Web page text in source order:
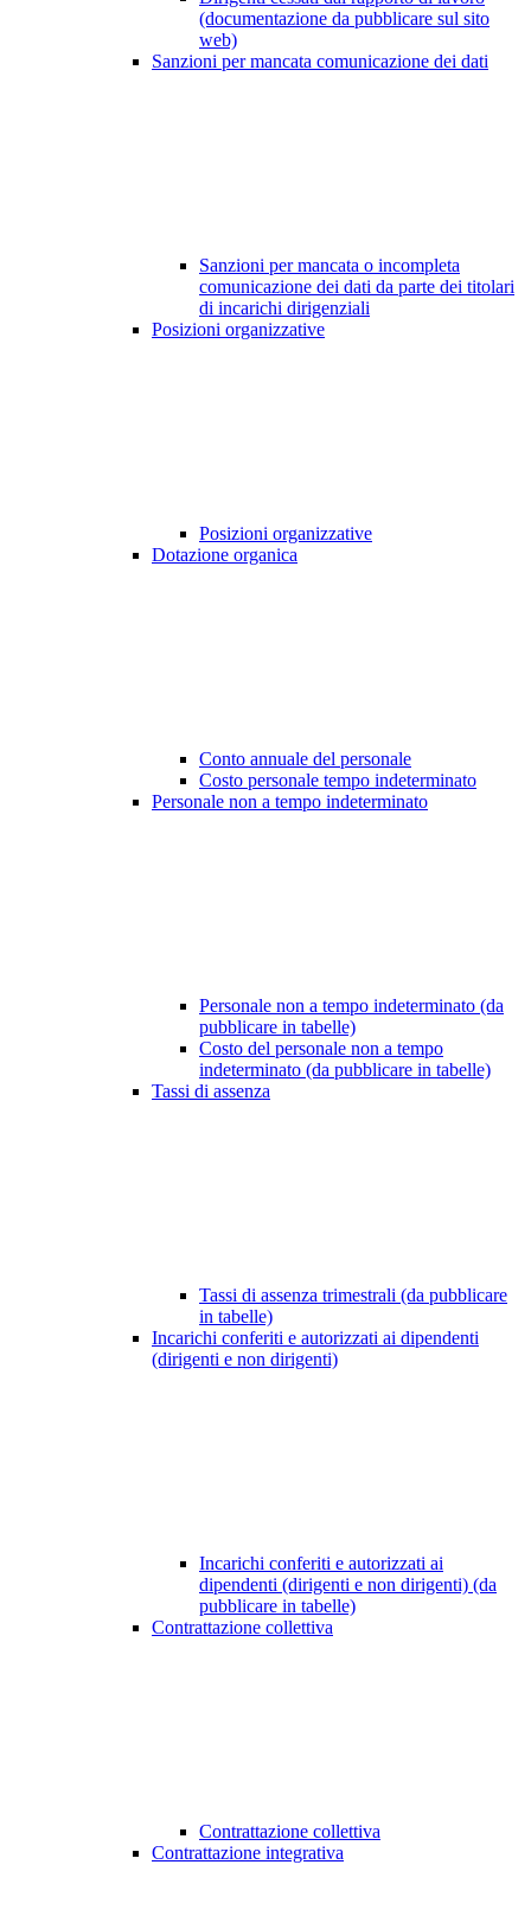
(documentazione da pubblicare sul sito
web)
Sanzioni per mancata comunicazione dei dati
Sanzioni per mancata o incompleta
comunicazione dei dati da parte dei titolari
di incarichi dirigenziali
Posizioni organizzative
Posizioni organizzative
Dotazione organica
Conto annuale del personale
Costo personale tempo indeterminato
Personale non a tempo indeterminato
Personale non a tempo indeterminato (da
pubblicare in tabelle)
Costo del personale non a tempo
indeterminato (da pubblicare in tabelle)
Tassi di assenza
Tassi di assenza trimestrali (da pubblicare
in tabelle)
Incarichi conferiti e autorizzati ai dipendenti
(dirigenti e non dirigenti)
Incarichi conferiti e autorizzati ai
dipendenti (dirigenti e non dirigenti) (da
pubblicare in tabelle)
Contrattazione collettiva
Contrattazione collettiva
Contrattazione integrativa